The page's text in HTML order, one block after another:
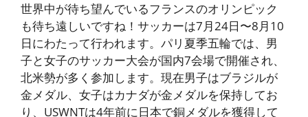
世界中が待ち望んでいるフランスのオリンピック
も待ち遠しいですね！サッカーは7月24日〜8月10
日にわたって行われます。パリ夏季五輪では、男
子と女子のサッカー大会が国内7会場で開催され、
北米勢が多く参加します。現在男子はブラジルが
金メダル、女子はカナダが金メダルを保持してお
り、USWNTは4年前に日本で銅メダルを獲得して